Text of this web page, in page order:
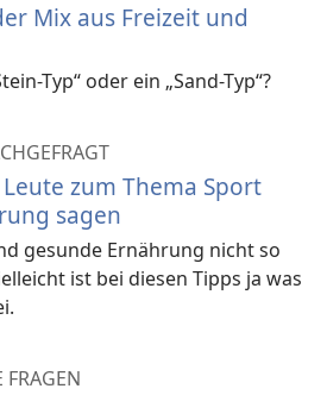
Mix aus Freizeit und
Typ“ oder ein „Sand-Typ“?
zum Thema Sport
sagen
gesunde Ernährung nicht so
ist bei diesen Tipps ja was
FRAGEN